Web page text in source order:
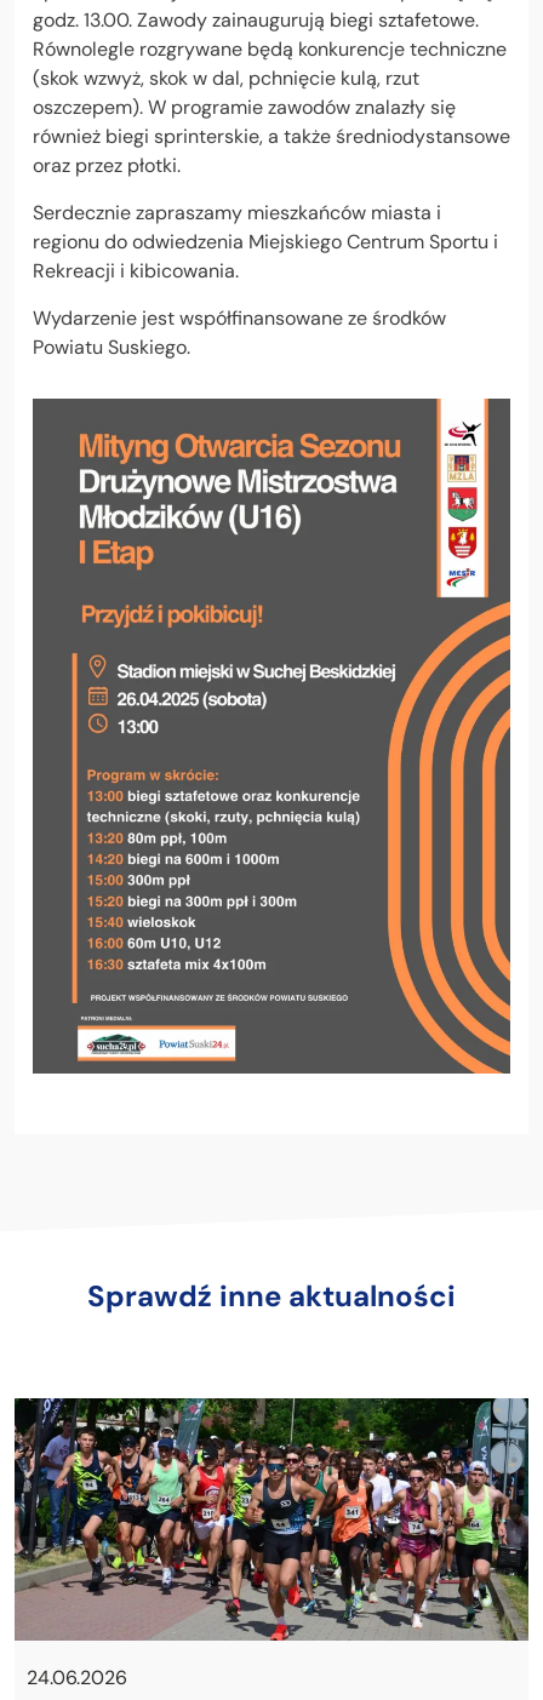
godz. 13.00. Zawody zainaugurują biegi sztafetowe.
Równolegle rozgrywane będą konkurencje techniczne
(skok wzwyż, skok w dal, pchnięcie kulą, rzut
oszczepem). W programie zawodów znalazły się
również biegi sprinterskie, a także średniodystansowe
oraz przez płotki.
Serdecznie zapraszamy mieszkańców miasta i
regionu do odwiedzenia Miejskiego Centrum Sportu i
Rekreacji i kibicowania.
Wydarzenie jest współfinansowane ze środków
Powiatu Suskiego.
Sprawdź inne aktualności
24.06.2026